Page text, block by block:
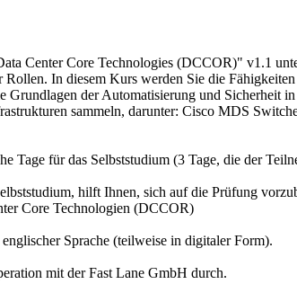
Center Core Technologies (DCCOR)" v1.1
In diesem Kurs werden Sie die
Grundlagen der Automatisierung und Sicherheit
sammeln, darunter: Cisco MDS
Tage für das Selbststudium (3 Tage, die der
hilft Ihnen, sich auf die Prüfung
Core Technologien (DCCOR)
Sprache (teilweise in digitaler Form).
mit der Fast Lane GmbH durch.